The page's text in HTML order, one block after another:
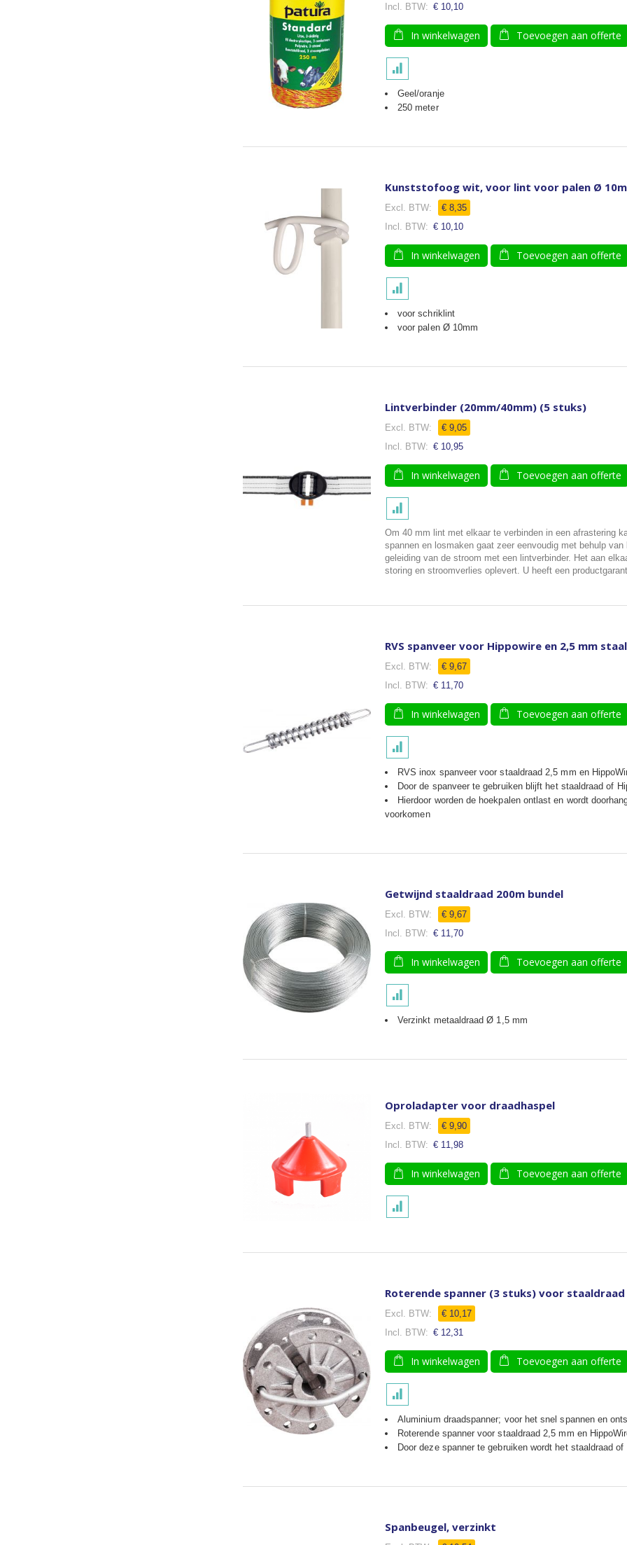
€ 10,10
In winkelwagen Toevoegen aan offerte
Geel/oranje
250 meter
Kunststofoog wit, voor lint voor palen Ø
€ 8,35
€ 10,10
In winkelwagen Toevoegen aan offerte
voor schriklint
voor palen Ø 10mm
Lintverbinder (20mm/40mm) (5 stuks)
€ 9,05
€ 10,95
In winkelwagen Toevoegen aan offerte
Om 40 mm lint met elkaar te verbinden in een afrastering
spannen en losmaken gaat zeer eenvoudig met behulp
geleiding van de stroom met een lintverbinder. Het aan
storing en stroomverlies oplevert. U heeft een
RVS spanveer voor Hippowire en 2,5 mm
€ 9,67
€ 11,70
In winkelwagen Toevoegen aan offerte
RVS inox spanveer voor staaldraad 2,5 mm en
Door de spanveer te gebruiken blijft het staaldraad of
Hierdoor worden de hoekpalen ontlast en wordt
voorkomen
Getwijnd staaldraad 200m bundel
€ 9,67
€ 11,70
In winkelwagen Toevoegen aan offerte
Verzinkt metaaldraad Ø 1,5 mm
Oproladapter voor draadhaspel
€ 9,90
€ 11,98
In winkelwagen Toevoegen aan offerte
Roterende spanner (3 stuks) voor
€ 10,17
€ 12,31
In winkelwagen Toevoegen aan offerte
Aluminium draadspanner; voor het snel spannen en
Roterende spanner voor staaldraad 2,5 mm en
Door deze spanner te gebruiken wordt het staaldraad
Spanbeugel, verzinkt